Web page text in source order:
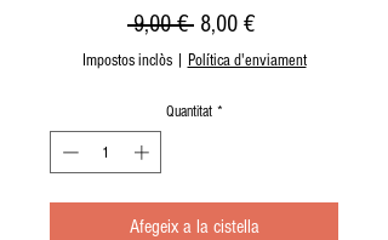
9,00 € Preu
normal
8,00 €Preu
d'oferta
Impostos inclòs| Política d'enviament
Quantitat *
Afegeix a la cistella